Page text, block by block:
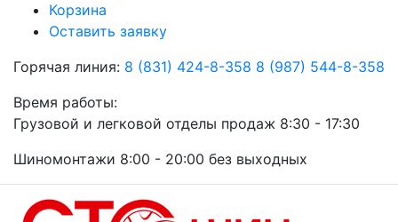
Корзина
Оставить заявку
Горячая линия: 8 (831) 424-8-358 8 (987) 544-8-358
Время работы:
Грузовой и легковой отделы продаж 8:30 - 17:30
Шиномонтажи 8:00 - 20:00 без выходных